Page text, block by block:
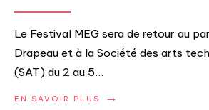
Le Festival MEG sera de retour au
Drapeau et à la Société des arts
(SAT) du 2 au 5...
EN SAVOIR PLUS →